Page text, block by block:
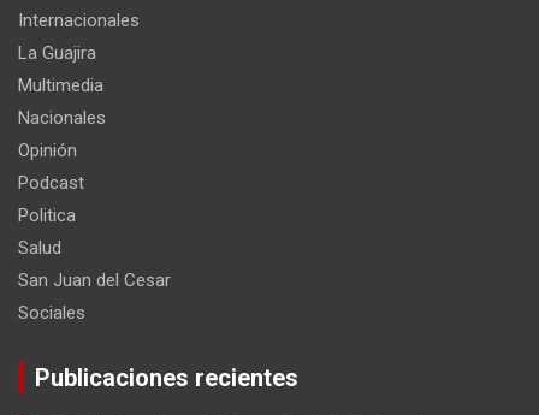
Internacionales
La Guajira
Multimedia
Nacionales
Opinión
Podcast
Politica
Salud
San Juan del Cesar
Sociales
Publicaciones recientes